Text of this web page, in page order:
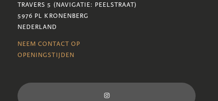
TRAVERS 5 (NAVIGATIE: PEELSTRAAT)
5976 PL KRONENBERG
NEDERLAND
NEEM CONTACT OP
OPENINGSTIJDEN